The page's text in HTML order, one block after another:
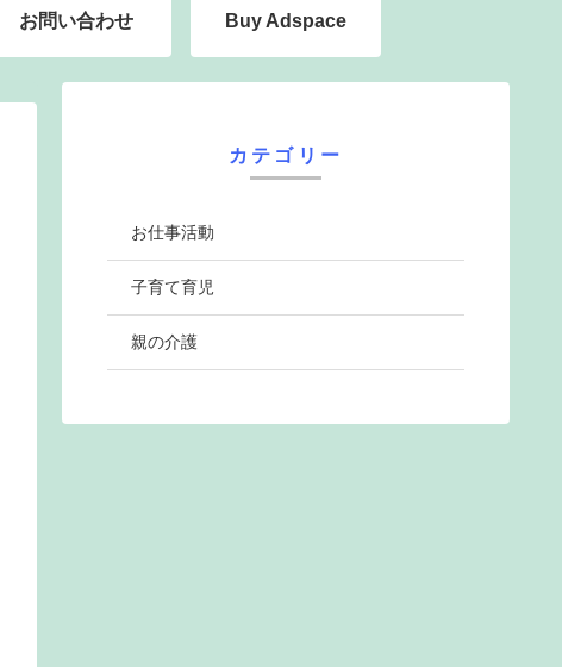
お問い合わせ Buy Adspace
カテゴリー
お仕事活動
子育て育児
親の介護